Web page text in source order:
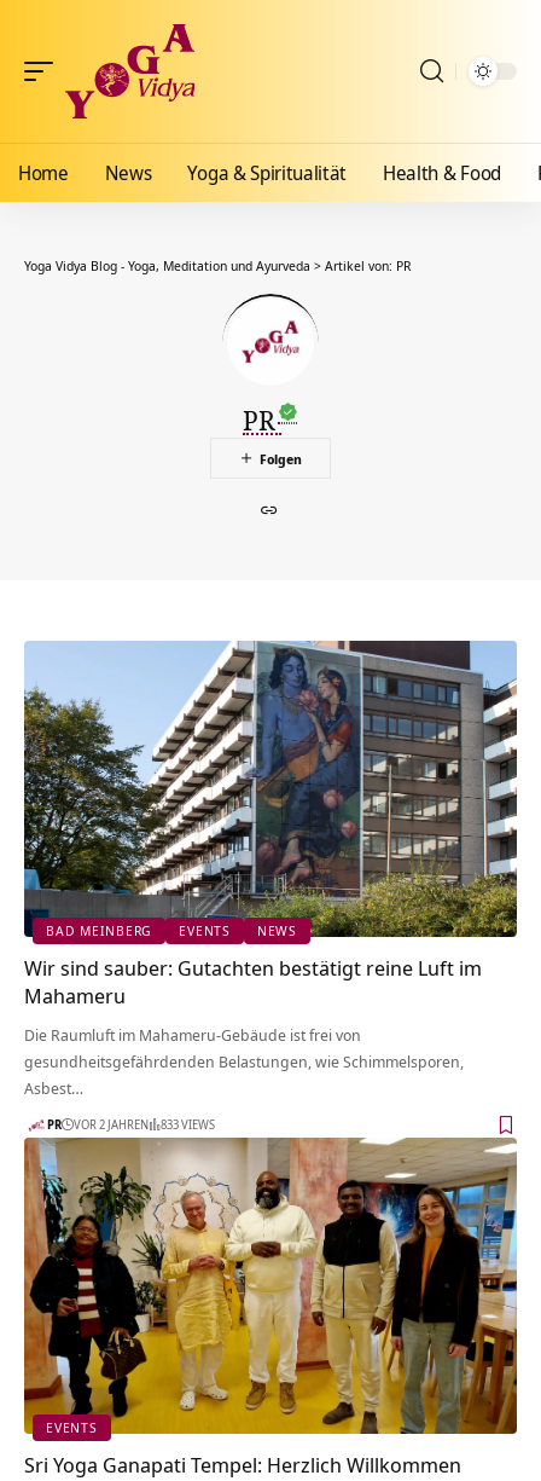
Home News Yoga & Spiritualität Health & Food
Yoga Vidya Blog - Yoga, Meditation und Ayurveda > Artikel von: PR
PR
BAD MEINBERG EVENTS NEWS
Wir sind sauber: Gutachten bestätigt reine Luft im
Mahameru
Die Raumluft im Mahameru-Gebäude ist frei von
gesundheitsgefährdenden Belastungen, wie Schimmelsporen,
Asbest…
PR VOR 2 JAHREN 833 VIEWS
EVENTS
Sri Yoga Ganapati Tempel: Herzlich Willkommen